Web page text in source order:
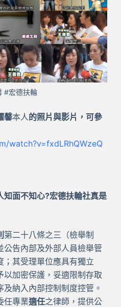
#宏德扶輪
馨本人的照片與影片，可參
watch?v=fxdLRhQWzeQ
知面不知心?宏德扶輪社真是
第二十八條之三（檢舉制
公告內部及外部人員檢舉管
；其受理單位應具有獨立
加密保護，妥適限制存取
納入內部控制制度控管。
任專業適任之律師，提供公